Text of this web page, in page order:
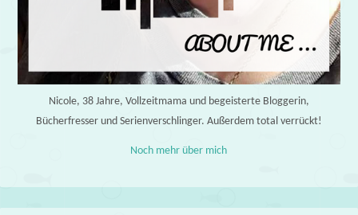
Nicole, 38 Jahre, Vollzeitmama und begeisterte Bloggerin,
Bücherfresser und Serienverschlinger. Außerdem total verrückt!
Noch mehr über mich